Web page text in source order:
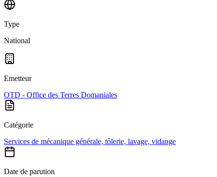
Type
National
Emetteur
OTD - Office des Terres Domaniales
Catégorie
Services de mécanique générale, tôlerie, lavage, vidange
Date de parution